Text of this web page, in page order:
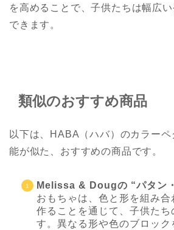
を高めることで、子供たちは幅広
できます。
類似のおすすめ商品
以下は、HABA（ハバ）のカラー
能が似た、おすすめの商品です。
Melissa & Dougの “パタン
おもちゃは、色と形を組み合
作ることを通じて、子供たち
す。異なる形や色のブロック